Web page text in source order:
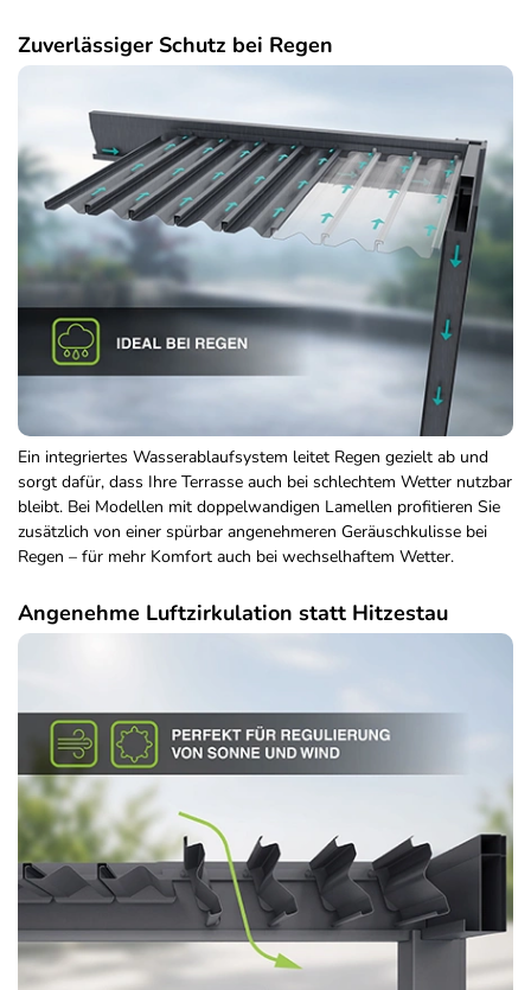
Zuverlässiger Schutz bei Regen
Ein integriertes Wasserablaufsystem leitet Regen gezielt ab und
sorgt dafür, dass Ihre Terrasse auch bei schlechtem Wetter nutzbar
bleibt. Bei Modellen mit doppelwandigen Lamellen profitieren Sie
zusätzlich von einer spürbar angenehmeren Geräuschkulisse bei
Regen – für mehr Komfort auch bei wechselhaftem Wetter.
Angenehme Luftzirkulation statt Hitzestau